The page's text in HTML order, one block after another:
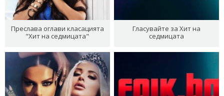
Преслава оглави класацията
"Хит на седмицата"
Гласувайте за Хит на
седмицата